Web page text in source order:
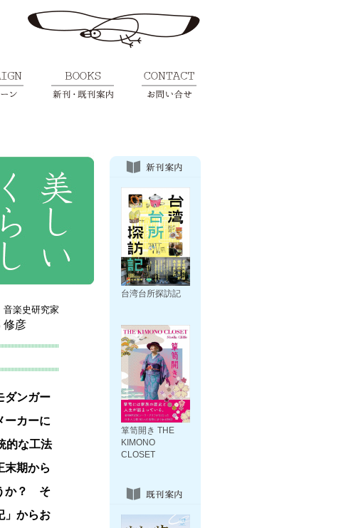
音楽史研究家
修彦
ダンガー
ーカーに
的な工法
末期から
か？ そ
」からお
台湾台所探訪記
箪笥開き THE
KIMONO
CLOSET